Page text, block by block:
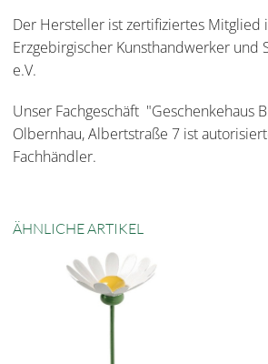
Der Hersteller ist zertifiziertes Mitglied
Erzgebirgischer Kunsthandwerker und
e.V.
Unser Fachgeschäft "Geschenkehaus
Olbernhau, Albertstraße 7 ist
Fachhändler.
ÄHNLICHE ARTIKEL